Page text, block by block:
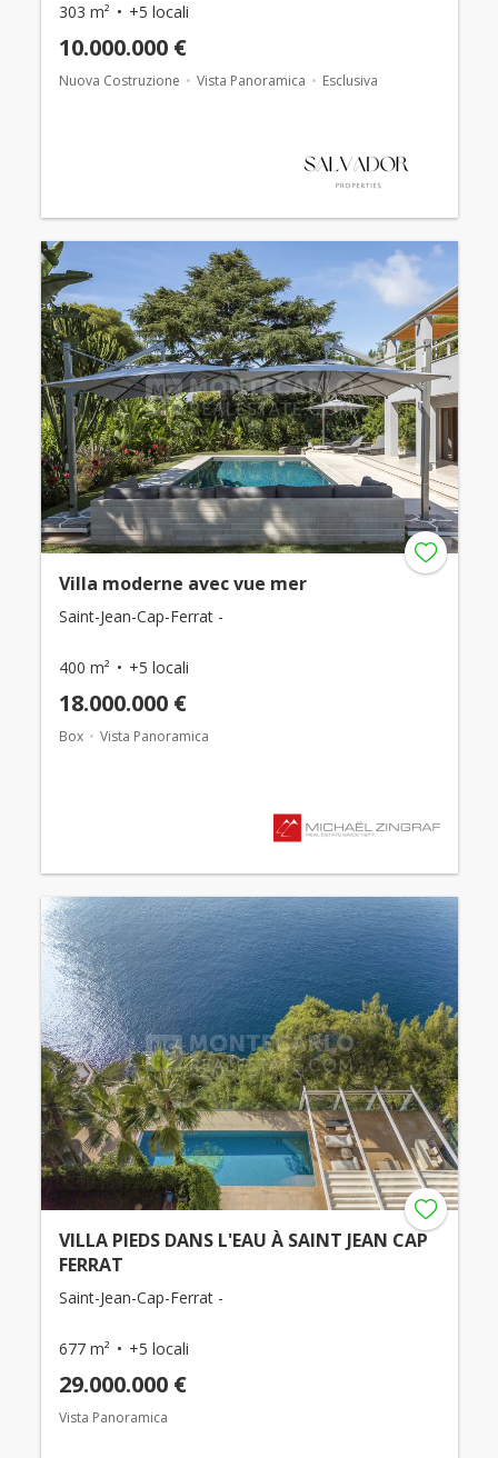
303 m² +5 locali
10.000.000 €
Nuova Costruzione Vista Panoramica Esclusiva
Villa moderne avec vue mer
Saint-Jean-Cap-Ferrat -
400 m² +5 locali
18.000.000 €
Box Vista Panoramica
VILLA PIEDS DANS L'EAU À SAINT JEAN CAP
FERRAT
Saint-Jean-Cap-Ferrat -
677 m² +5 locali
29.000.000 €
Vista Panoramica